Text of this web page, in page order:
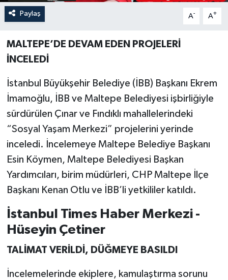
Paylaş A- A+
MALTEPE’DE DEVAM EDEN PROJELERİ
İNCELEDİ
İstanbul Büyükşehir Belediye (İBB) Başkanı Ekrem
İmamoğlu, İBB ve Maltepe Belediyesi işbirliğiyle
sürdürülen Çınar ve Fındıklı mahallelerindeki
“Sosyal Yaşam Merkezi” projelerini yerinde
inceledi. İncelemeye Maltepe Belediye Başkanı
Esin Köymen, Maltepe Belediyesi Başkan
Yardımcıları, birim müdürleri, CHP Maltepe İlçe
Başkanı Kenan Otlu ve İBB’li yetkililer katıldı.
İstanbul Times Haber Merkezi -
Hüseyin Çetiner
TALİMAT VERİLDİ, DÜĞMEYE BASILDI
İncelemelerinde ekiplere, kamulaştırma sorunu